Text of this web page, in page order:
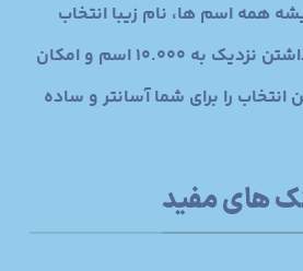
همه اسم ها، نام زیبا انتخاب
نمایید. این سایت با داشتن نزدیک به 10.000 اسم و امکان
انتخاب را برای شما آسانتر و ساده
های مفید